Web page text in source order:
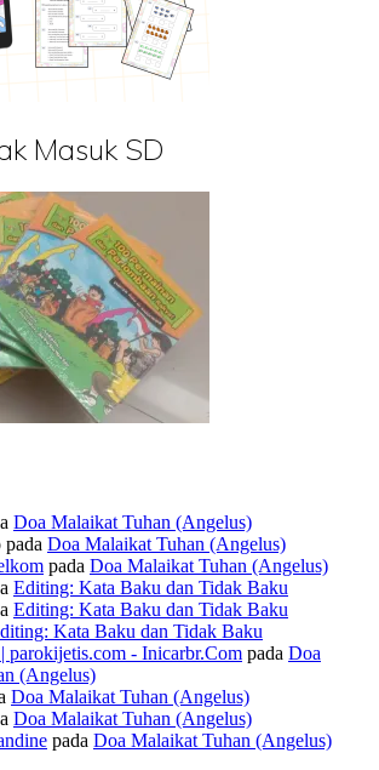
Masuk SD
Doa Malaikat Tuhan (Angelus)
pada Doa Malaikat Tuhan (Angelus)
pada Doa Malaikat Tuhan (Angelus)
Editing: Kata Baku dan Tidak Baku
Editing: Kata Baku dan Tidak Baku
Kata Baku dan Tidak Baku
parokijetis.com - Inicarbr.Com pada Doa
(Angelus)
Doa Malaikat Tuhan (Angelus)
Doa Malaikat Tuhan (Angelus)
pada Doa Malaikat Tuhan (Angelus)